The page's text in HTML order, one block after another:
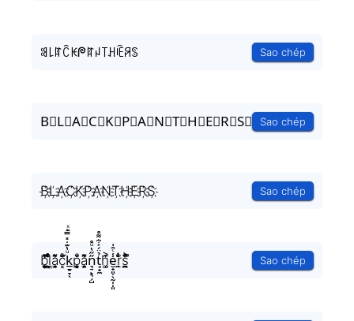
ꌃ꒒ꍏꉓꀘᖘꍏꈤ꓄ꃅꍟꋪꌗ Sao chép
B⃟L⃟A⃟C⃟K⃟P⃟A⃟N⃟T⃟H⃟E⃟R⃟S⃟ Sao chép
B҉L҉A҉C҉K҉P҉A҉N҉T҉H҉E҉R҉S҉ Sao chép
b͎̣̫͈̥̗͒͌̃͑̔̾ͅl͕͖͉̭̰ͬ̍ͤ͆̊ͨa̘̫͈̭͌͛͌̇̇̍c͔ͣͦ́́͂ͅk̲̱̠̞̖ͧ̔͊̇̽̿̑ͯͅp̱̱̬̻̞̩͎̌ͦ̏a̘̫͈̭͌͛͌̇̇̍n͉̠̙͉̗̺̋̋̔ͧ̊t̘̟̼̉̈́͐͋͌̊h͚̖̜̍̃͐e̮̟͈̣̖̰̩̹͈̾ͨ̑͑r̼̯̤̈ͭ̃ͨ̆s̪̭̱̼̼̉̈́ͪ͋̽̚ Sao chép